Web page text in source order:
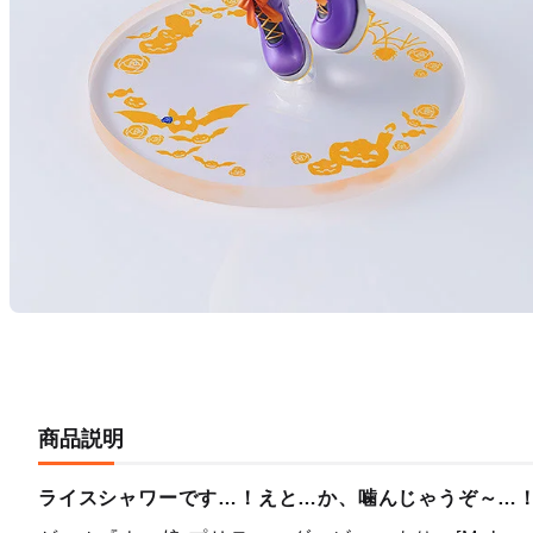
商品説明
ライスシャワーです…！えと…か、噛んじゃうぞ～…